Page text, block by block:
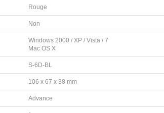
Rouge
Non
Windows 2000 / XP / Vista / 7
Mac OS X
S-6D-BL
106 x 67 x 38 mm
Advance